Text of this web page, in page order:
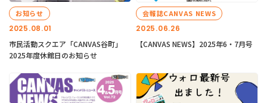
2025.08.01
お知らせ
市民活動スクエア「CANVAS谷町」
2025年度休館日のお知らせ
2025.06.26
会報誌CANVAS NEWS
【CANVAS NEWS】2025年6・7月号